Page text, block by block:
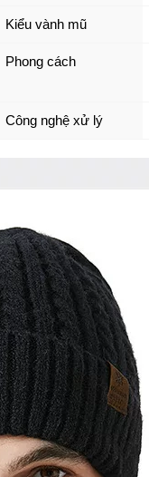
Kiểu vành mũ
Phong cách
Công nghệ xử lý